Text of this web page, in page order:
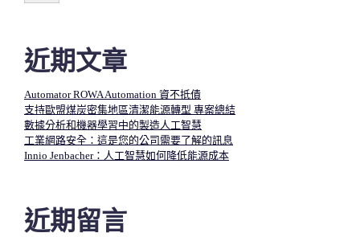
近期文章
Automator ROWA Automation 資不抵債
支持歐盟煤炭密集地區清潔能源轉型 專案總結
數據分析和機器學習中的製造人工智慧​
工業網路安全：這是您的公司需要了解的訊息
Innio Jenbacher：人工智慧如何降低能源成本
近期留言